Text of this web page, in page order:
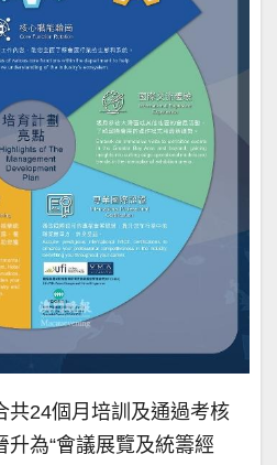
共24個月培訓及通過考核
為“會議展覽及統籌經